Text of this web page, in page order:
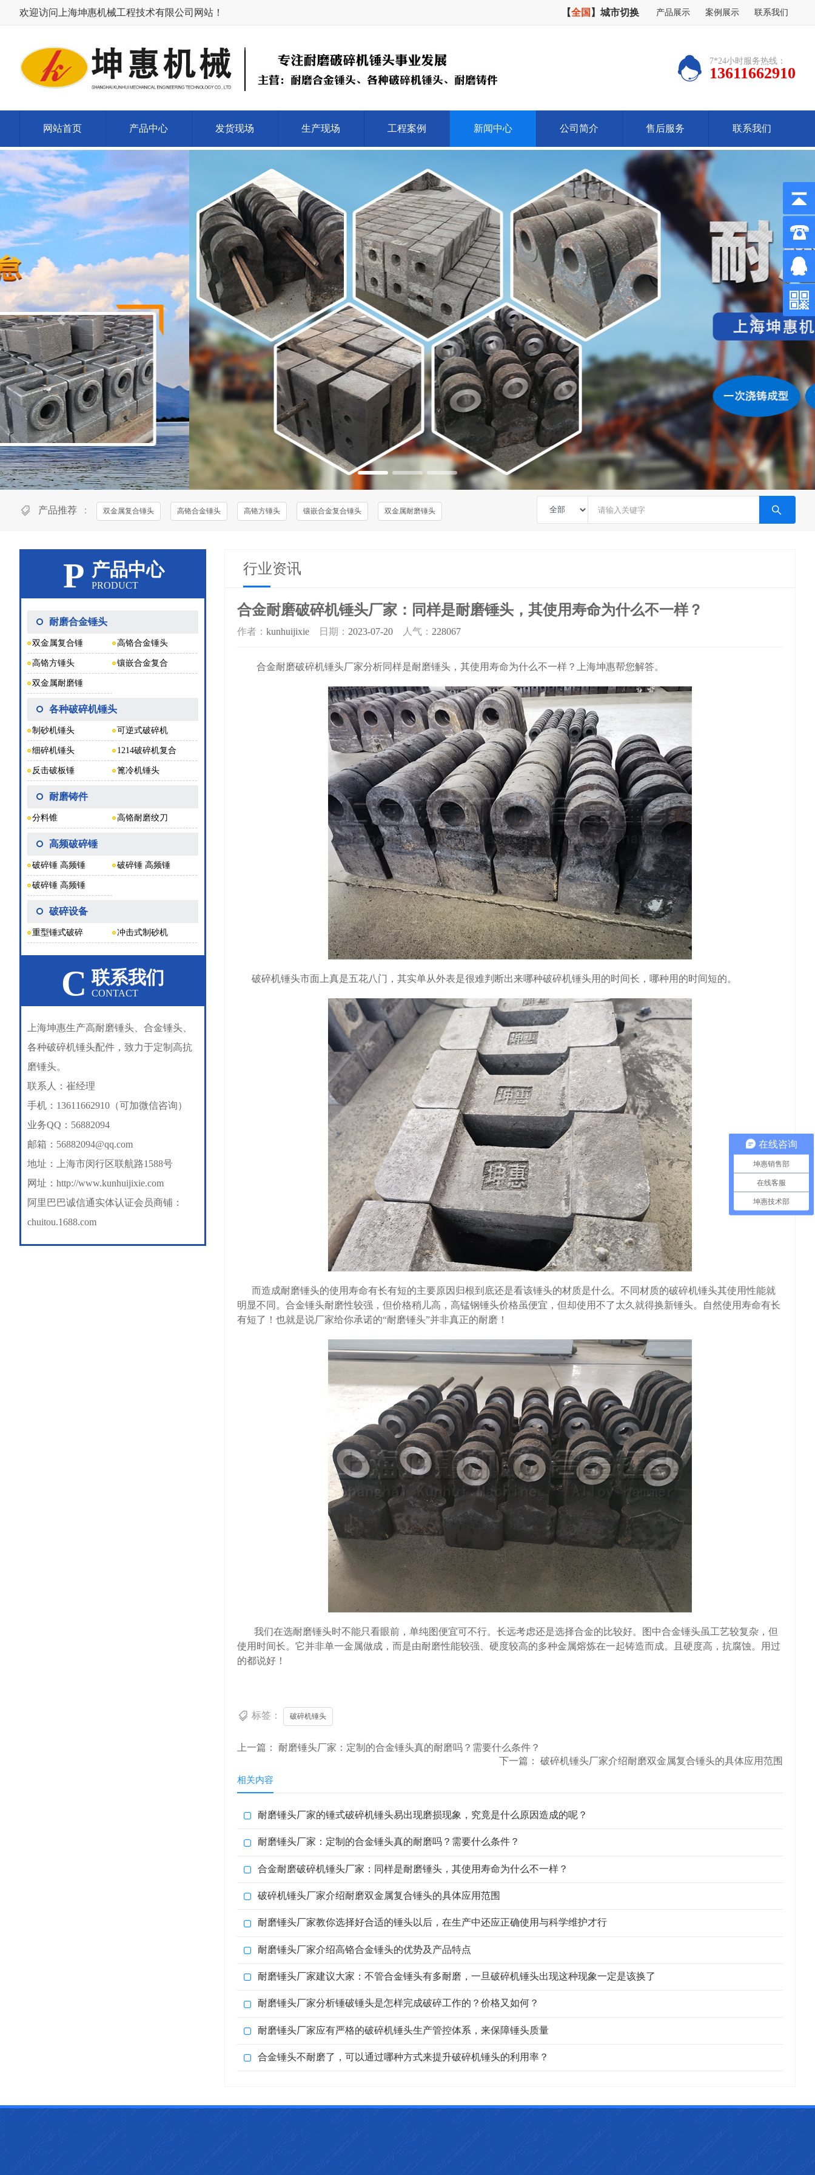
欢迎访问上海坤惠机械工程技术有限公司网站！ 产品展示 案例展示 联系我们
【全国 】 城市切换
7*24小时服务热线：
13611662910
网站首页 产品中心 发货现场 生产现场 工程案例 新闻中心 公司简介 售后服务 联系我们
产品推荐 ： 双金属复合锤头 高铬合金锤头 高铬方锤头 镶嵌合金复合锤头 双金属耐磨锤头
P 产品中心
PRODUCT
耐磨合金锤头
双金属复合锤 高铬合金锤头
高铬方锤头 镶嵌合金复合
双金属耐磨锤
各种破碎机锤头
制砂机锤头 可逆式破碎机
细碎机锤头 1214破碎机复合
反击破板锤 篦冷机锤头
耐磨铸件
分料锥 高铬耐磨绞刀
高频破碎锤
破碎锤 高频锤 破碎锤 高频锤
破碎锤 高频锤
破碎设备
重型锤式破碎 冲击式制砂机
C 联系我们
CONTACT
上海坤惠生产高耐磨锤头、合金锤头、
各种破碎机锤头配件，致力于定制高抗
磨锤头。
联系人：崔经理
手机：13611662910（可加微信咨询）
业务QQ：56882094
邮箱：56882094@qq.com
地址：上海市闵行区联航路1588号
网址： http://www.kunhuijixie.com
阿里巴巴诚信通实体认证会员商铺：
chuitou.1688.com
行业资讯
合金耐磨破碎机锤头厂家：同样是耐磨锤头，其使用寿命为什么不一样？
作者： kunhuijixie 日期： 2023-07-20 人气： 228067
合金耐磨破碎机锤头厂家分析同样是耐磨锤头，其使用寿命为什么不一样？上海坤惠帮您解答。
破碎机锤头市面上真是五花八门，其实单从外表是很难判断出来哪种破碎机锤头用的时间长，哪种用的时间短的。
而造成耐磨锤头的使用寿命有长有短的主要原因归根到底还是看该锤头的材质是什么。不同材质的破碎机锤头其使用性能就
明显不同。合金锤头耐磨性较强，但价格稍儿高，高锰钢锤头价格虽便宜，但却使用不了太久就得换新锤头。自然使用寿命有长
有短了！也就是说厂家给你承诺的“耐磨锤头”并非真正的耐磨！
我们在选耐磨锤头时不能只看眼前，单纯图便宜可不行。长远考虑还是选择合金的比较好。图中合金锤头虽工艺较复杂，但
使用时间长。它并非单一金属做成，而是由耐磨性能较强、硬度较高的多种金属熔炼在一起铸造而成。且硬度高，抗腐蚀。用过
的都说好！
标签： 破碎机锤头
上一篇： 耐磨锤头厂家：定制的合金锤头真的耐磨吗？需要什么条件？
下一篇： 破碎机锤头厂家介绍耐磨双金属复合锤头的具体应用范围
相关内容
耐磨锤头厂家的锤式破碎机锤头易出现磨损现象，究竟是什么原因造成的呢？
耐磨锤头厂家：定制的合金锤头真的耐磨吗？需要什么条件？
合金耐磨破碎机锤头厂家：同样是耐磨锤头，其使用寿命为什么不一样？
破碎机锤头厂家介绍耐磨双金属复合锤头的具体应用范围
耐磨锤头厂家教你选择好合适的锤头以后，在生产中还应正确使用与科学维护才行
耐磨锤头厂家介绍高铬合金锤头的优势及产品特点
耐磨锤头厂家建议大家：不管合金锤头有多耐磨，一旦破碎机锤头出现这种现象一定是该换了
耐磨锤头厂家分析锤破锤头是怎样完成破碎工作的？价格又如何？
耐磨锤头厂家应有严格的破碎机锤头生产管控体系，来保障锤头质量
合金锤头不耐磨了，可以通过哪种方式来提升破碎机锤头的利用率？
在线咨询
坤惠销售部
在线客服
坤惠技术部